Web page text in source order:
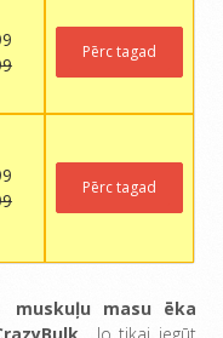
Pērc tagad
Pērc tagad
muskuļu masu ēka